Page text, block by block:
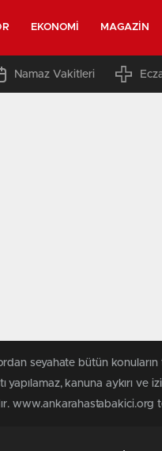
EKONOMI MAGAZIN
Namaz Vakitleri
seyahate bütün
kanuna aykırı ve